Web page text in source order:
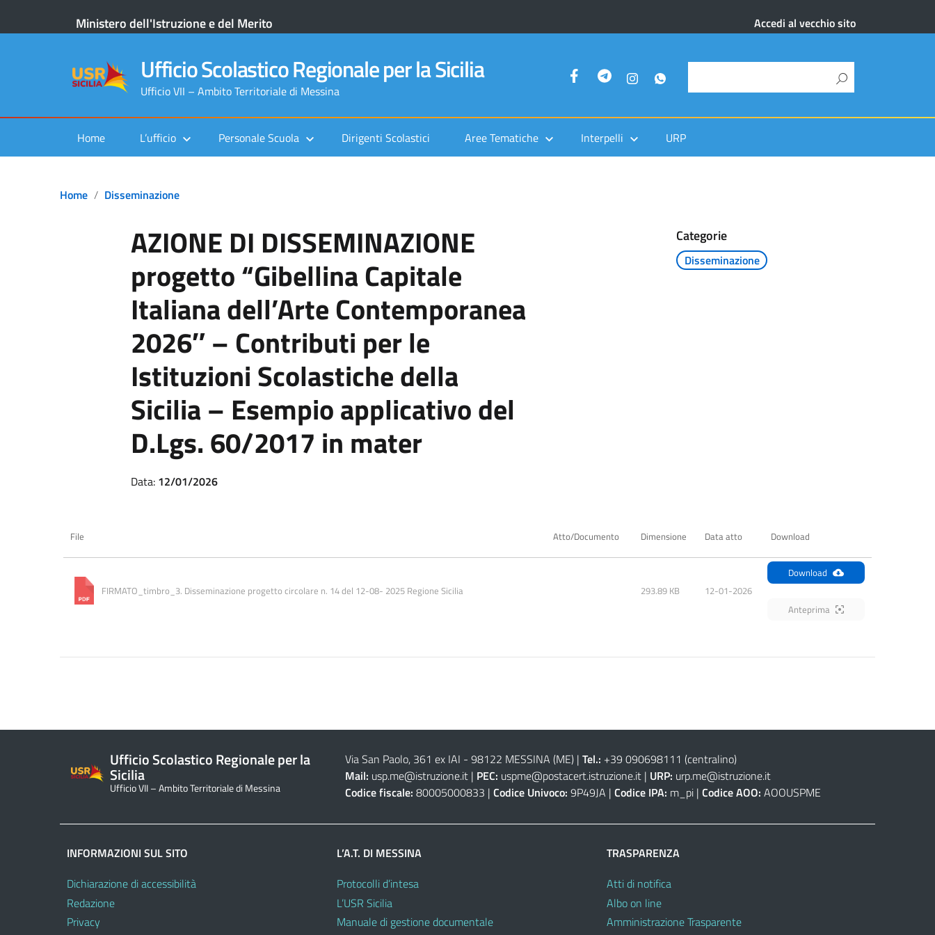
Ministero dell'Istruzione e del Merito Accedi al vecchio sito
Ufficio Scolastico Regionale per la Sicilia
Ufficio VII – Ambito Territoriale di Messina
Home L’ufficio Personale Scuola Dirigenti Scolastici Aree Tematiche Interpelli URP
Home Disseminazione
AZIONE DI DISSEMINAZIONE
progetto “Gibellina Capitale
Italiana dell’Arte Contemporanea
2026″ – Contributi per le
Istituzioni Scolastiche della
Sicilia – Esempio applicativo del
D.Lgs. 60/2017 in mater
Categorie
Disseminazione
Data: 12/01/2026
File Atto/Documento Dimensione Data atto Download
FIRMATO_timbro_3. Disseminazione progetto circolare n. 14 del 12-08- 2025 Regione Sicilia 293.89 KB 12-01-2026
Download
Anteprima
Ufficio Scolastico Regionale per la
Sicilia
Ufficio VII – Ambito Territoriale di Messina
Via San Paolo, 361 ex IAI - 98122 MESSINA (ME)| Tel.: +39 090698111 (centralino)
Mail: usp.me@istruzione.it| PEC: uspme@postacert.istruzione.it| URP: urp.me@istruzione.it
Codice fiscale: 80005000833 | Codice Univoco: 9P49JA | Codice IPA: m_pi | Codice AOO: AOOUSPME
INFORMAZIONI SUL SITO
Dichiarazione di accessibilità
Redazione
Privacy
L’A.T. DI MESSINA
Protocolli d’intesa
L’USR Sicilia
Manuale di gestione documentale
TRASPARENZA
Atti di notifica
Albo on line
Amministrazione Trasparente